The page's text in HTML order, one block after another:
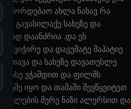
ახლა ნახავ რა
გავასილაქე სახეზე და
დაანძრია .და ეს
და დავუმატე მაპატიე
და სახეზე დავათესლე
ასე ვჭამდით და ფილმს
იყო და თამაში შევწყვიტეთ
მერე ნაზი ალერსით და